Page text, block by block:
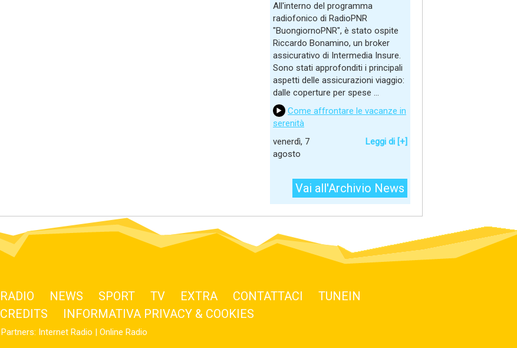
All'interno del programma
radiofonico di RadioPNR
"BuongiornoPNR", è stato ospite
Riccardo Bonamino, un broker
assicurativo di Intermedia Insure.
Sono stati approfonditi i principali
aspetti delle assicurazioni viaggio:
dalle coperture per spese ...
Come affrontare le vacanze in
serenità
venerdì, 7
agosto
Leggi di [+]
Vai all'Archivio News
RADIO NEWS SPORT TV EXTRA CONTATTACI
TUNEIN
CREDITS
INFORMATIVA PRIVACY & COOKIES
Partners: Internet Radio | Online Radio